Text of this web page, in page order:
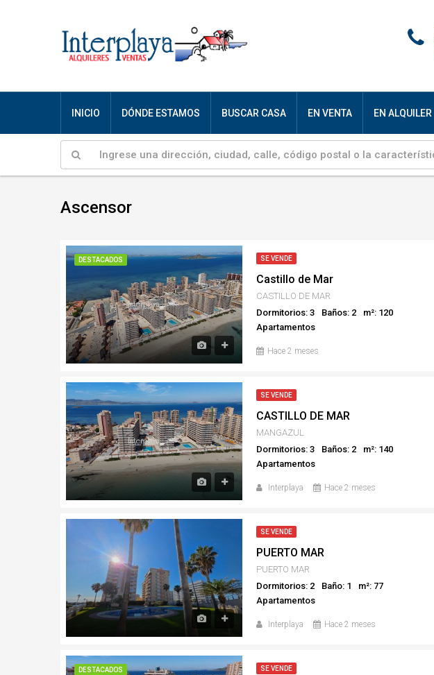
INICIO DÓNDE ESTAMOS BUSCAR CASA EN VENTA EN ALQUILER
Ascensor
DESTACADOS SE VENDE
Castillo de Mar
CASTILLO DE MAR
Dormitorios: 3
Baños: 2
m²: 120
Apartamentos
Hace 2 meses
SE VENDE
CASTILLO DE MAR
MANGAZUL
Dormitorios: 3
Baños: 2
m²: 140
Apartamentos
Interplaya Hace 2 meses
SE VENDE
PUERTO MAR
PUERTO MAR
Dormitorios: 2
Baño: 1
m²: 77
Apartamentos
Interplaya Hace 2 meses
DESTACADOS SE VENDE